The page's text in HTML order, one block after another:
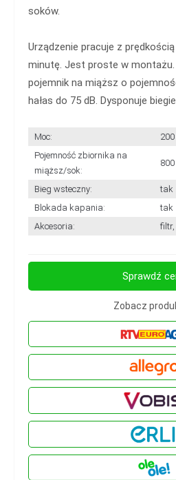
soków.
Urządzenie pracuje z
minutę. Jest proste w
pojemnik na miąższ o
hałas do 75 dB. Dysponuje
Moc:
Pojemność zbiornika na
miąższ/sok:
Bieg wsteczny:
tak
Blokada kapania:
tak
Akcesoria:
filtr,
Sprawdź
Zobacz